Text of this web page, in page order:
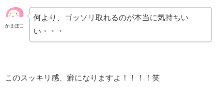
かまぼこ
何より、ゴッソリ取れるのが本当に気持ちい
い・・・
このスッキリ感、癖になりますよ！！！！笑